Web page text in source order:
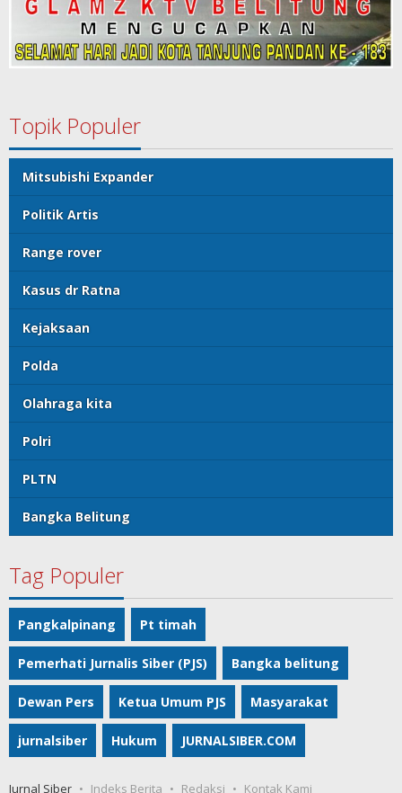
Topik Populer
Mitsubishi Expander
Politik Artis
Range rover
Kasus dr Ratna
Kejaksaan
Polda
Olahraga kita
Polri
PLTN
Bangka Belitung
Tag Populer
Pangkalpinang Pt timah
Pemerhati Jurnalis Siber (PJS) Bangka belitung
Dewan Pers Ketua Umum PJS Masyarakat
jurnalsiber Hukum JURNALSIBER.COM
Jurnal Siber Indeks Berita Redaksi Kontak Kami